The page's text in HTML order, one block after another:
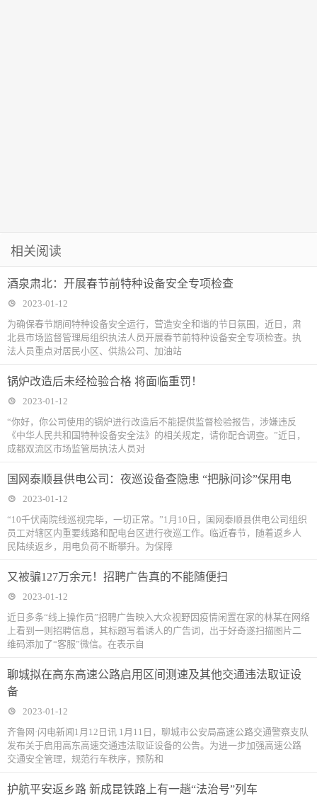
相关阅读
酒泉肃北：开展春节前特种设备安全专项检查
2023-01-12
为确保春节期间特种设备安全运行，营造安全和谐的节日氛围，近日，肃
北县市场监督管理局组织执法人员开展春节前特种设备安全专项检查。执
法人员重点对居民小区、供热公司、加油站
锅炉改造后未经检验合格 将面临重罚！
2023-01-12
“你好，你公司使用的锅炉进行改造后不能提供监督检验报告，涉嫌违反
《中华人民共和国特种设备安全法》的相关规定，请你配合调查。”近日，
成都双流区市场监管局执法人员对
国网泰顺县供电公司：夜巡设备查隐患 “把脉问诊”保用电
2023-01-12
“10千伏南院线巡视完毕，一切正常。”1月10日，国网泰顺县供电公司组织
员工对辖区内重要线路和配电台区进行夜巡工作。临近春节，随着返乡人
民陆续返乡，用电负荷不断攀升。为保障
又被骗127万余元！招聘广告真的不能随便扫
2023-01-12
近日多条“线上操作员”招聘广告映入大众视野因疫情闲置在家的林某在网络
上看到一则招聘信息，其标题写着诱人的广告词，出于好奇遂扫描图片二
维码添加了“客服”微信。在表示自
聊城拟在高东高速公路启用区间测速及其他交通违法取证设
备
2023-01-12
齐鲁网·闪电新闻1月12日讯 1月11日，聊城市公安局高速公路交通警察支队
发布关于启用高东高速交通违法取证设备的公告。为进一步加强高速公路
交通安全管理，规范行车秩序，预防和
护航平安返乡路 新成昆铁路上有一趟“法治号”列车